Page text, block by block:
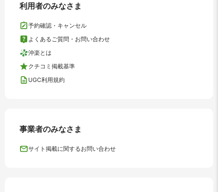
利用者のみなさま
予約確認・キャンセル
よくあるご質問・お問い合わせ
沖楽とは
クチコミ掲載基準
UGC利用規約
事業者のみなさま
サイト掲載に関するお問い合わせ